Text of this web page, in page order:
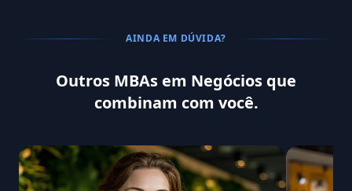
AINDA EM DÚVIDA?
Outros MBAs em Negócios que
combinam com você.